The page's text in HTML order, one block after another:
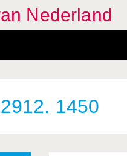
Nederland
1450